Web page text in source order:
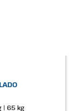
| 65 kg